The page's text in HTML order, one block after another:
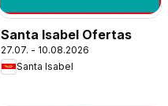
Santa Isabel Ofertas
27.07. - 10.08.2026
Santa Isabel